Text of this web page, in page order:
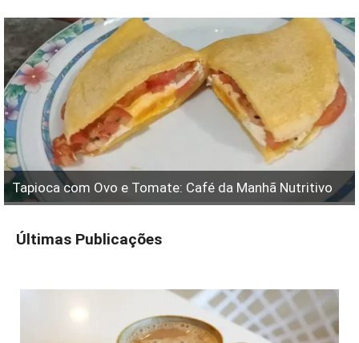
Tapioca com Ovo e Tomate: Café da Manhã Nutritivo
Últimas Publicações